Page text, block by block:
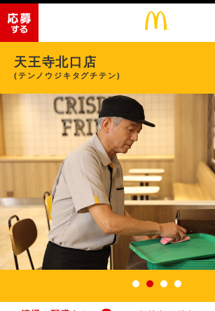
天王寺北口店
(テンノウジキタグチテン)